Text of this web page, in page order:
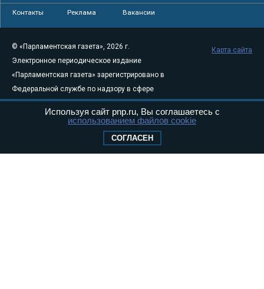
Контакты Реклама Вакансии
© «Парламентская газета», 2026 г.
Электронное периодическое издание
«Парламентская газета» зарегистрировано в
Федеральной службе по надзору в сфере
связи, информационных технологий и
массовых коммуникаций (Роскомнадзор) 05
Свидетельство о регистрации Эл № ФС77-
Карта сайта
Используя сайт pnp.ru, Вы соглашаетесь с
использованием файлов cookie
СОГЛАСЕН